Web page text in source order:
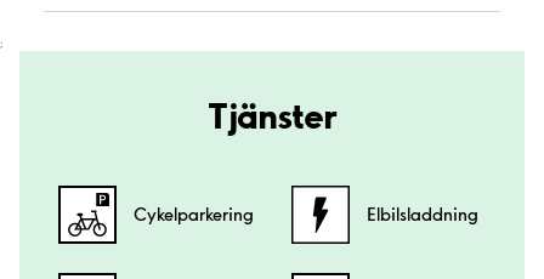
;
Tjänster
Cykelparkering Elbilsladdning